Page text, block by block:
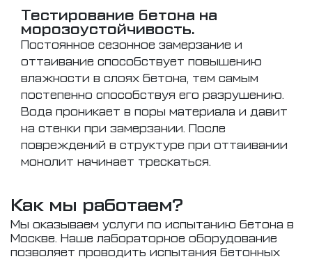
Тестирование бетона на
морозоустойчивость.
Постоянное сезонное замерзание и
оттаивание способствует повышению
влажности в слоях бетона, тем самым
постепенно способствуя его разрушению.
Вода проникает в поры материала и давит
на стенки при замерзании. После
повреждений в структуре при оттаивании
монолит начинает трескаться.
Как мы работаем?
Мы оказываем услуги по испытанию бетона в
Москве. Наше лабораторное оборудование
позволяет проводить испытания бетонных